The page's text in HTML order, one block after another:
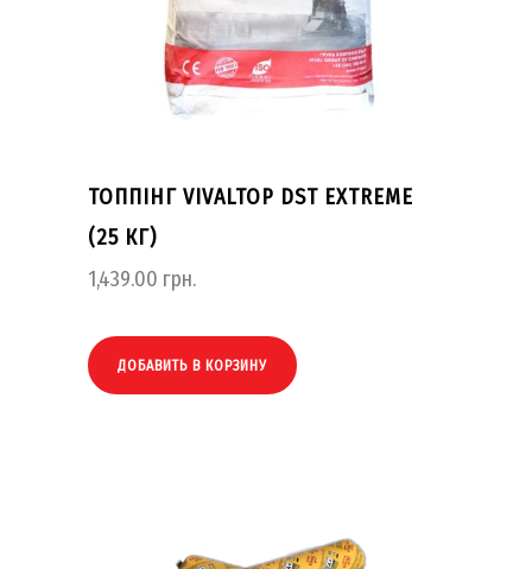
ТОППІНГ VIVALTOP DST EXTREME
(25 КГ)
1,439.00 грн.
ДОБАВИТЬ В КОРЗИНУ